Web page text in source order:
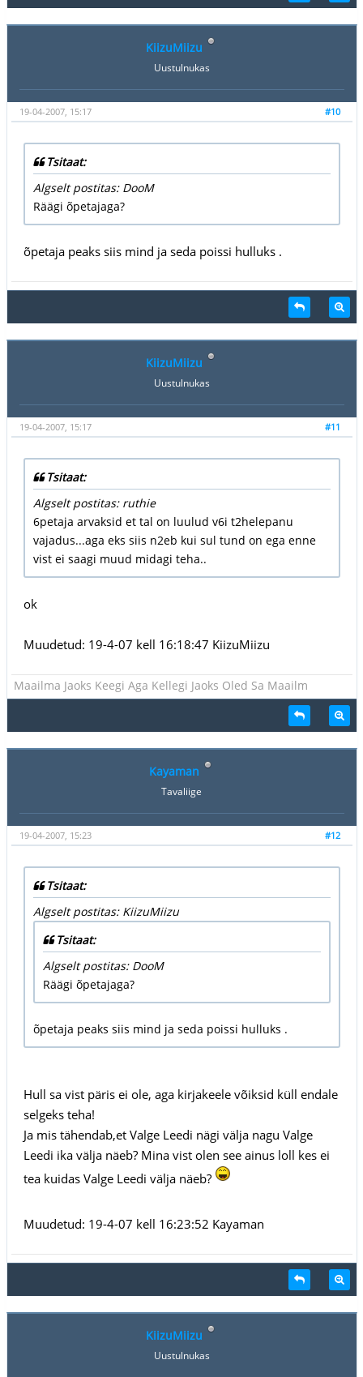
KiizuMiizu
Uustulnukas
#10
19-04-2007, 15:17
Tsitaat:
Algselt postitas: DooM
Räägi õpetajaga?
õpetaja peaks siis mind ja seda poissi hulluks .
KiizuMiizu
Uustulnukas
#11
19-04-2007, 15:17
Tsitaat:
Algselt postitas: ruthie
6petaja arvaksid et tal on luulud v6i t2helepanu
vajadus...aga eks siis n2eb kui sul tund on ega enne
vist ei saagi muud midagi teha..
ok
Muudetud: 19-4-07 kell 16:18:47 KiizuMiizu
Maailma Jaoks Keegi Aga Kellegi Jaoks Oled Sa Maailm
Kayaman
Tavaliige
#12
19-04-2007, 15:23
Tsitaat:
Algselt postitas: KiizuMiizu
Tsitaat:
Algselt postitas: DooM
Räägi õpetajaga?
õpetaja peaks siis mind ja seda poissi hulluks .
Hull sa vist päris ei ole, aga kirjakeele võiksid küll endale
selgeks teha!
Ja mis tähendab,et Valge Leedi nägi välja nagu Valge
Leedi ika välja näeb? Mina vist olen see ainus loll kes ei
tea kuidas Valge Leedi välja näeb?
Muudetud: 19-4-07 kell 16:23:52 Kayaman
KiizuMiizu
Uustulnukas